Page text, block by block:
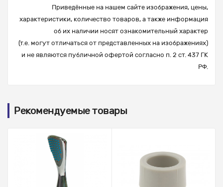
Приведённые на нашем сайте изображения, цены,
характеристики, количество товаров, а также информация
об их наличии носят ознакомительный характер
(т.е. могут отличаться от представленных на изображениях)
и не являются публичной офертой согласно п. 2 ст. 437 ГК
РФ.
Рекомендуемые товары